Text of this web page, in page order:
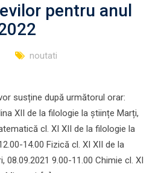
pentru anul
noutati
susține după următorul orar:
XII de la filologie la științe Marți,
cl. XI XII de la filologie la
14.00 Fizică cl. XI XII de la
08.09.2021 9.00-11.00 Chimie cl. XI